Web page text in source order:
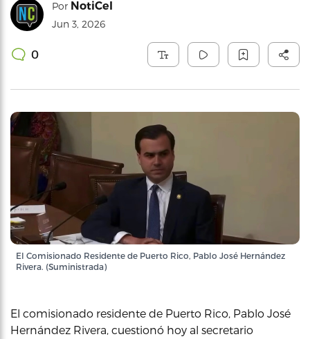
Por NotiCel
Jun 3, 2026
0
El Comisionado Residente de Puerto Rico, Pablo José Hernández
Rivera. (Suministrada)
El comisionado residente de Puerto Rico, Pablo José
Hernández Rivera, cuestionó hoy al secretario